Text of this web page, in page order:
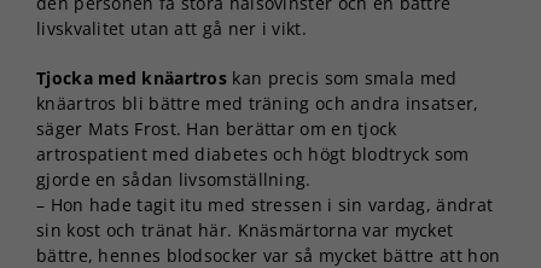
livskvalitet utan att gå ner i vikt.
Tjocka med knäartros kan precis som smala med
knäartros bli bättre med träning och andra insatser,
säger Mats Frost. Han berättar om en tjock
artrospatient med diabetes och högt blodtryck som
gjorde en sådan livsomställning.
– Hon hade tagit itu med stressen i sin vardag, ändrat
sin kost och tränat här. Knäsmärtorna var mycket
bättre, hennes blodsocker var så mycket bättre att hon